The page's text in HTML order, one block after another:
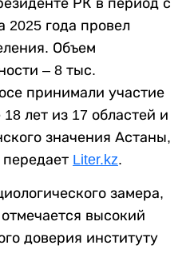
2025 года провел
Объем
– 8 тыс.
принимали участие
лет из 17 областей и
значения Астаны,
Liter.kz.
замера,
высокий
доверия институту